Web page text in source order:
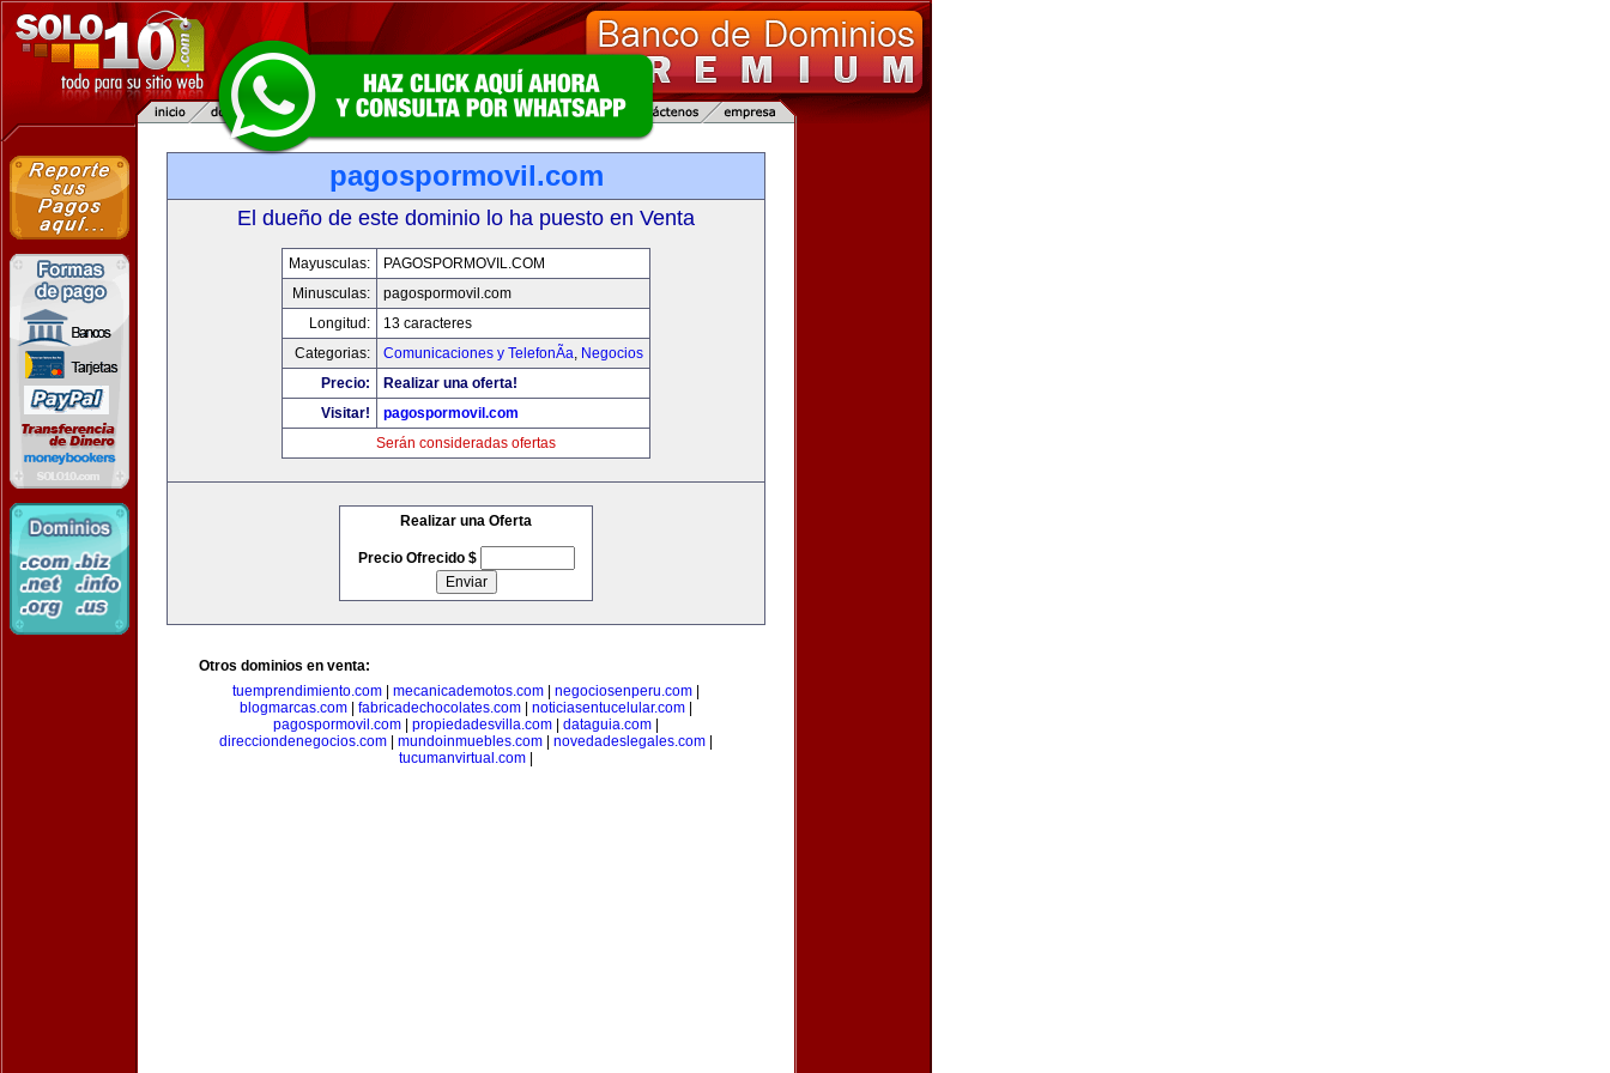
pagospormovil.com
El dueño de este dominio lo ha puesto en Venta
Mayusculas:
PAGOSPORMOVIL.COM
Minusculas:
pagospormovil.com
Longitud:
13 caracteres
Categorias:
Comunicaciones y TelefonÃ­a, Negocios
Precio:
Realizar una oferta!
Visitar!
pagospormovil.com
Serán consideradas ofertas
Realizar una Oferta
Precio Ofrecido $
Otros dominios en venta:
tuemprendimiento.com
mecanicademotos.com negociosenperu.com
blogmarcas.com
fabricadechocolates.com noticiasentucelular.com
pagospormovil.com
propiedadesvilla.com dataguia.com
direcciondenegocios.com
mundoinmuebles.com novedadeslegales.com
tucumanvirtual.com